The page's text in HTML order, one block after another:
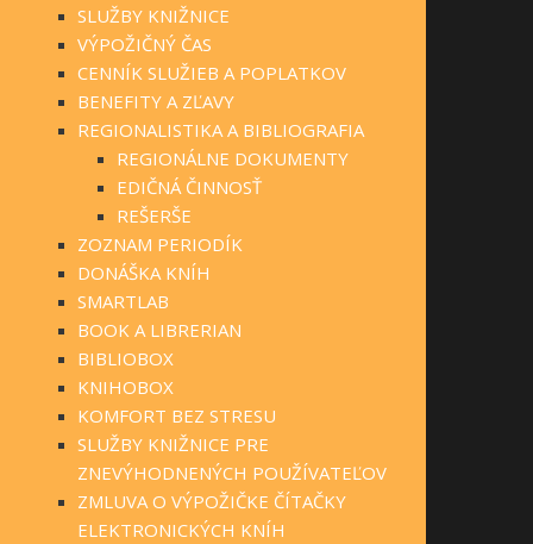
SLUŽBY KNIŽNICE
VÝPOŽIČNÝ ČAS
CENNÍK SLUŽIEB A POPLATKOV
BENEFITY A ZĽAVY
REGIONALISTIKA A BIBLIOGRAFIA
REGIONÁLNE DOKUMENTY
EDIČNÁ ČINNOSŤ
REŠERŠE
ZOZNAM PERIODÍK
DONÁŠKA KNÍH
SMARTLAB
BOOK A LIBRERIAN
BIBLIOBOX
KNIHOBOX
KOMFORT BEZ STRESU
SLUŽBY KNIŽNICE PRE
ZNEVÝHODNENÝCH POUŽÍVATEĽOV
ZMLUVA O VÝPOŽIČKE ČÍTAČKY
ELEKTRONICKÝCH KNÍH